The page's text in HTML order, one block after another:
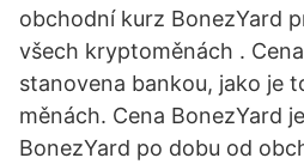
obchodní kurz BonezYard
všech kryptoměnách .
stanovena bankou, jako je
měnách. Cena BonezYard
BonezYard po dobu od